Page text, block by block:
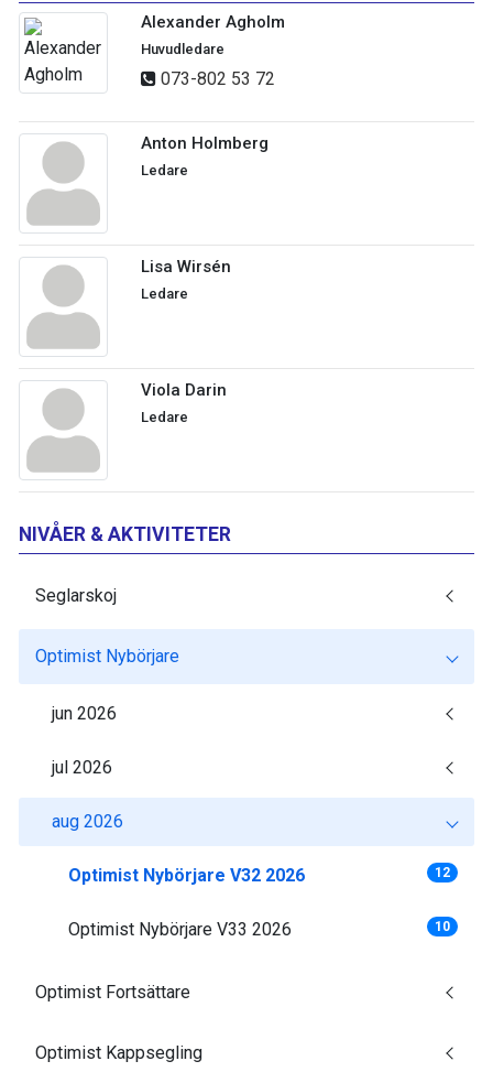
Alexander Agholm
Huvudledare
073-802 53 72
Anton Holmberg
Ledare
Lisa Wirsén
Ledare
Viola Darin
Ledare
NIVÅER & AKTIVITETER
Seglarskoj
Optimist Nybörjare
jun 2026
jul 2026
aug 2026
Optimist Nybörjare V32 2026 12
Optimist Nybörjare V33 2026 10
Optimist Fortsättare
Optimist Kappsegling